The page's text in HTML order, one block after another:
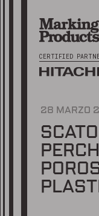
CERTIFIED
28 MARZO